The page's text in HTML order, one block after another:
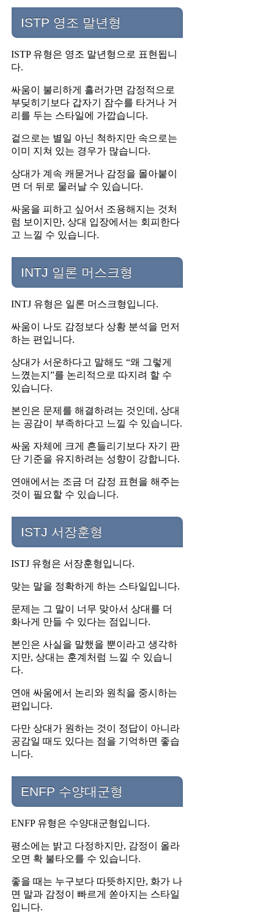
ISTP 영조 말년형
ISTP 유형은 영조 말년형으로 표현됩니
다.
싸움이 불리하게 흘러가면 감정적으로
부딪히기보다 갑자기 잠수를 타거나 거
리를 두는 스타일에 가깝습니다.
겉으로는 별일 아닌 척하지만 속으로는
이미 지쳐 있는 경우가 많습니다.
상대가 계속 캐묻거나 감정을 몰아붙이
면 더 뒤로 물러날 수 있습니다.
싸움을 피하고 싶어서 조용해지는 것처
럼 보이지만, 상대 입장에서는 회피한다
고 느낄 수 있습니다.
INTJ 일론 머스크형
INTJ 유형은 일론 머스크형입니다.
싸움이 나도 감정보다 상황 분석을 먼저
하는 편입니다.
상대가 서운하다고 말해도 “왜 그렇게
느꼈는지”를 논리적으로 따지려 할 수
있습니다.
본인은 문제를 해결하려는 것인데, 상대
는 공감이 부족하다고 느낄 수 있습니다.
싸움 자체에 크게 흔들리기보다 자기 판
단 기준을 유지하려는 성향이 강합니다.
연애에서는 조금 더 감정 표현을 해주는
것이 필요할 수 있습니다.
ISTJ 서장훈형
ISTJ 유형은 서장훈형입니다.
맞는 말을 정확하게 하는 스타일입니다.
문제는 그 말이 너무 맞아서 상대를 더
화나게 만들 수 있다는 점입니다.
본인은 사실을 말했을 뿐이라고 생각하
지만, 상대는 훈계처럼 느낄 수 있습니
다.
연애 싸움에서 논리와 원칙을 중시하는
편입니다.
다만 상대가 원하는 것이 정답이 아니라
공감일 때도 있다는 점을 기억하면 좋습
니다.
ENFP 수양대군형
ENFP 유형은 수양대군형입니다.
평소에는 밝고 다정하지만, 감정이 올라
오면 확 불타오를 수 있습니다.
좋을 때는 누구보다 따뜻하지만, 화가 나
면 말과 감정이 빠르게 쏟아지는 스타일
입니다.